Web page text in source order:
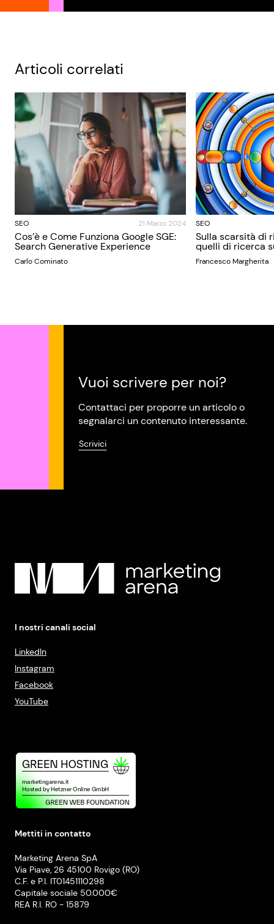
Articoli correlati
SEO 21 Marzo 2024
Cos’è e Come Funziona Google SGE:
Search Generative Experience
Carlo Cominato
SEO
Sulla scarsità di
quelli di ricerca
Francesco Margherita
Vuoi scrivere per noi?
Contattaci per proporre un articolo o
segnalarci un contenuto interessante.
Scrivici
I nostri canali social
LinkedIn
Instagram
Facebook
YouTube
Mettiti in contatto
Marketing Arena SpA
Via Piave, 26 45100 Rovigo (RO)
C.F. e P.I. IT01451110298
Capitale sociale 50.000€
REA R.I. RO - 15879